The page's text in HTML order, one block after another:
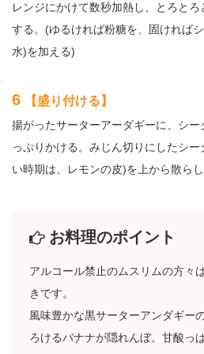
レンジにかけて数秒加熱し、とろと
する。(ゆるければ粉糖を、固ければ
水)を加える)
6 【盛り付ける】
揚がったサーターアーダギーに、シ
っぷりかける。みじん切りにしたシ
い時期は、レモンの皮)を上から散らし
お料理のポイント
アルコール禁止のムスリムの方々
きです。
風味豊かな黒サーターアンダギー
ろけるバナナが隠れんぼ。甘酸っ